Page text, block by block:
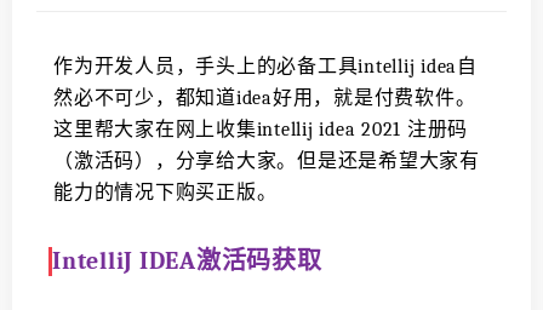
作为开发人员，手头上的必备工具intellij idea自
然必不可少，都知道idea好用，就是付费软件。
这里帮大家在网上收集intellij idea 2021 注册码
（激活码），分享给大家。但是还是希望大家有
能力的情况下购买正版。
IntelliJ IDEA激活码获取